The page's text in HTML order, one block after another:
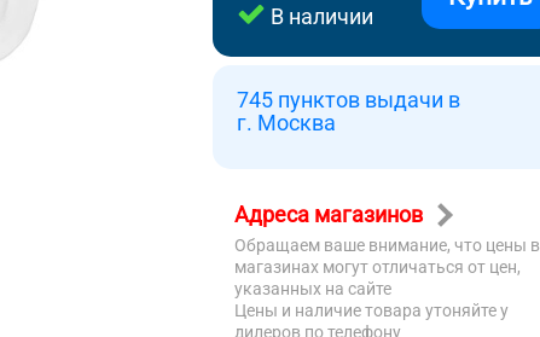
В наличии
745 пунктов выдачи в
г. Москва
Адреса магазинов
Обращаем ваше внимание, что цены в
магазинах могут отличаться от цен,
указанных на сайте
Цены и наличие товара утоняйте у
дилеров по телефону